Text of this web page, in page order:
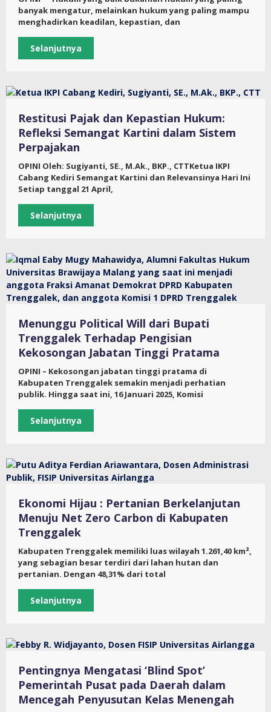
banyak mengatur, melainkan hukum yang paling mampu
menghadirkan keadilan, kepastian, dan
Selanjutnya
Restitusi Pajak dan Kepastian Hukum:
Refleksi Semangat Kartini dalam Sistem
Perpajakan
OPINI Oleh: Sugiyanti, SE., M.Ak., BKP., CTTKetua IKPI
Cabang Kediri Semangat Kartini dan Relevansinya Hari Ini
Setiap tanggal 21 April,
Selanjutnya
Menunggu Political Will dari Bupati
Trenggalek Terhadap Pengisian
Kekosongan Jabatan Tinggi Pratama
OPINI – Kekosongan jabatan tinggi pratama di
Kabupaten Trenggalek semakin menjadi perhatian
publik. Hingga saat ini, 16 Januari 2025, Komisi
Selanjutnya
Ekonomi Hijau : Pertanian Berkelanjutan
Menuju Net Zero Carbon di Kabupaten
Trenggalek
Kabupaten Trenggalek memiliki luas wilayah 1.261,40 km²,
yang sebagian besar terdiri dari lahan hutan dan
pertanian. Dengan 48,31% dari total
Selanjutnya
Pentingnya Mengatasi ‘Blind Spot’
Pemerintah Pusat pada Daerah dalam
Mencegah Penyusutan Kelas Menengah